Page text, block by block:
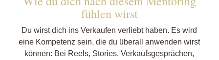
fühlen wirst
Du wirst dich ins Verkaufen verliebt haben. Es wird
eine Kompetenz sein, die du überall anwenden wirst
können: Bei Reels, Stories, Verkaufsgesprächen,